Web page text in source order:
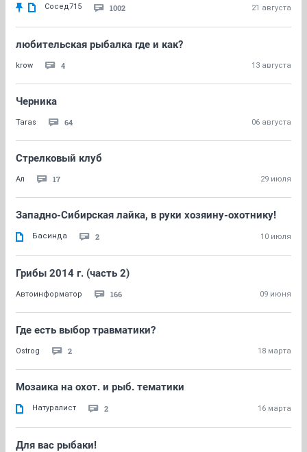
Сосед715 1002 21 августа
любительская рыбалка где и как?
krow 4 13 августа
Черника
Taras 64 06 августа
Стрелковый клуб
Ал 17 29 июля
Западно-Сибирская лайка, в руки хозяину-охотнику!
Басинда 2 10 июля
Грибы 2014 г. (часть 2)
Автоинформатор 166 09 июня
Где есть выбор травматики?
Ostrog 2 18 марта
Мозаика на охот. и рыб. тематики
Натуралист 2 16 марта
Для вас рыбаки!